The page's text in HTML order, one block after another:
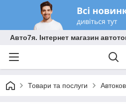
Авто7я. Інтернет магазин
Товари та послуги